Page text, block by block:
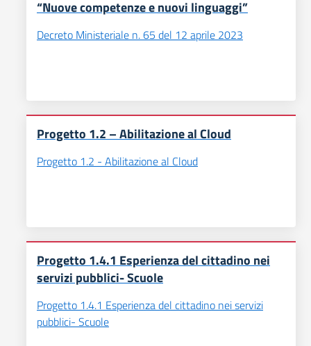
“Nuove competenze e nuovi linguaggi”
Decreto Ministeriale n. 65 del 12 aprile 2023
Progetto 1.2 – Abilitazione al Cloud
Progetto 1.2 - Abilitazione al Cloud
Progetto 1.4.1 Esperienza del cittadino nei
servizi pubblici- Scuole
Progetto 1.4.1 Esperienza del cittadino nei servizi
pubblici- Scuole